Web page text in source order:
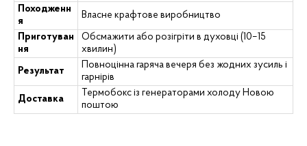
Походженн
я
Власне крафтове виробництво
Приготуван
ня
Обсмажити або розігріти в духовці (10–15
хвилин)
Результат
Повноцінна гаряча вечеря без жодних зусиль і
гарнірів
Доставка
Термобокс із генераторами холоду Новою
поштою